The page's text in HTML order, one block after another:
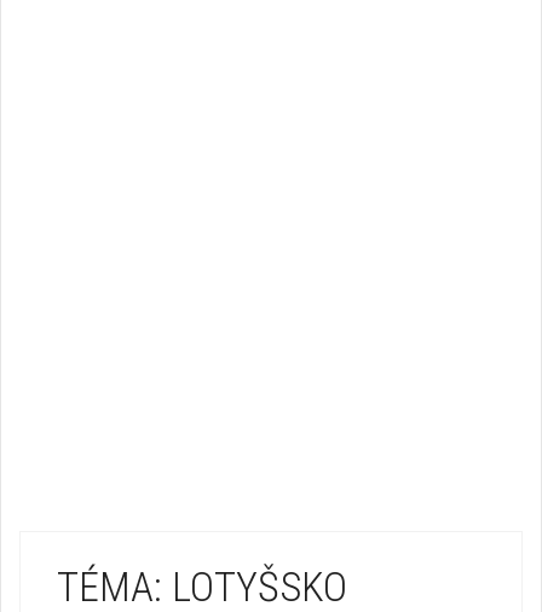
TÉMA: LOTYŠSKO